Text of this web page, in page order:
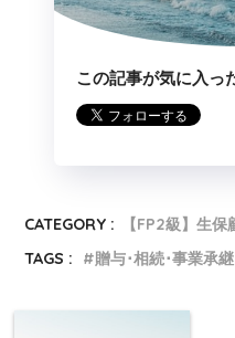
孫Gさん(二女Eさんの代
孫Hさん(二女Eさんの代
この記事が気に入っ
CATEGORY :
【FP2級】生
TAGS :
贈与･相続･事業承継